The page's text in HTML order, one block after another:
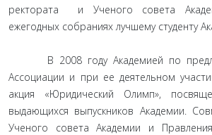
ректората и Ученого совета
ежегодных собраниях лучшему студенту
В 2008 году Академией по
Ассоциации и при ее деятельном
акция «Юридический Олимп»,
выдающихся выпускников Академии.
Ученого совета Академии и